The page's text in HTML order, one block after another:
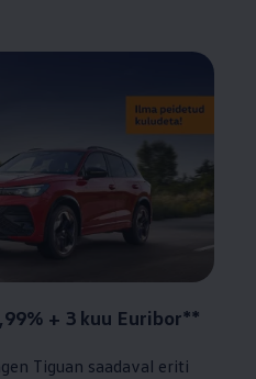
+ 3 kuu Euribor**
Tiguan saadaval eriti